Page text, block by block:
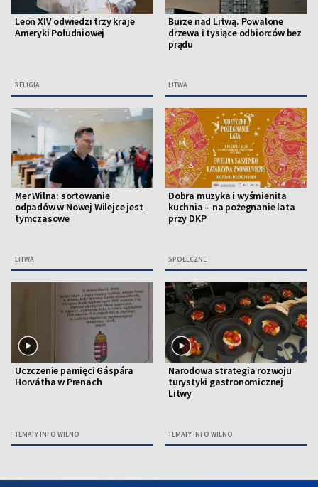
Leon XIV odwiedzi trzy kraje
Ameryki Południowej
RELIGIA
Burze nad Litwą. Powalone
drzewa i tysiące odbiorców bez
prądu
LITWA
Mer Wilna: sortowanie
odpadów w Nowej Wilejce jest
tymczasowe
LITWA
Dobra muzyka i wyśmienita
kuchnia – na pożegnanie lata
przy DKP
SPOŁECZNE
Uczczenie pamięci Gáspára
Horvátha w Prenach
TEMATY INFO WILNO
Narodowa strategia rozwoju
turystyki gastronomicznej
Litwy
TEMATY INFO WILNO